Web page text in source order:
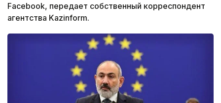
Facebook, передает собственный корреспондент
агентства Kazinform.